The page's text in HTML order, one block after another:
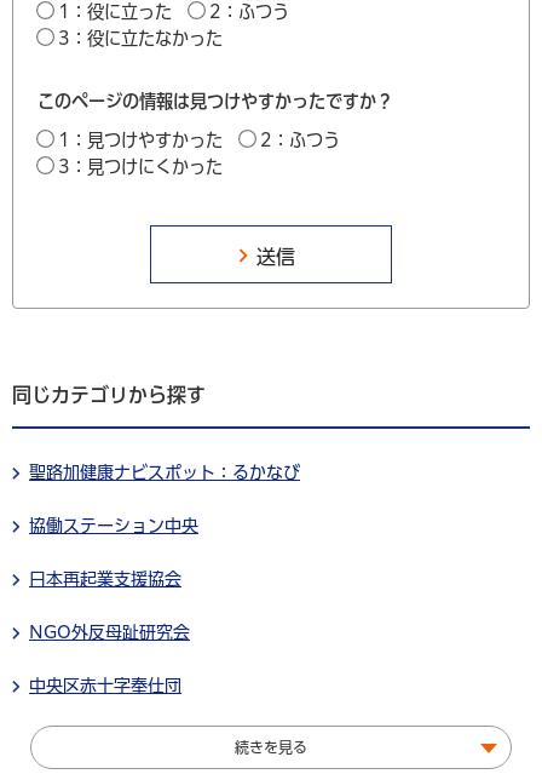
1：役に立った
2：ふつう
3：役に立たなかった
このページの情報は見つけやすかったですか？
1：見つけやすかった
2：ふつう
3：見つけにくかった
同じカテゴリから探す
聖路加健康ナビスポット：るかなび
協働ステーション中央
日本再起業支援協会
NGO外反母趾研究会
中央区赤十字奉仕団
続きを見る